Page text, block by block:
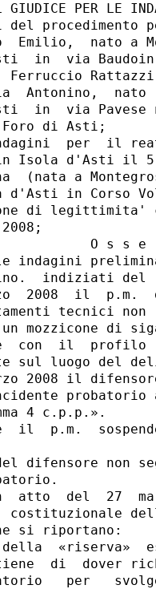
GIUDICE PER LE
del procedimento
Emilio,  nato a
in  via
Antonino,  nato
in  via
Foro di Asti;
per  il
in Isola d'Asti il 5
(nata a
d'Asti in Corso
di legittimita'
O s s e
indagini
indiziati del
2008  il  p.m.
tecnici
mozzicone di
con  il
sul luogo del
2008 il
4 c.p.p.».
il  p.m.
difensore non
atto  del  27
si riportano:
«riserva»
di  dover
per